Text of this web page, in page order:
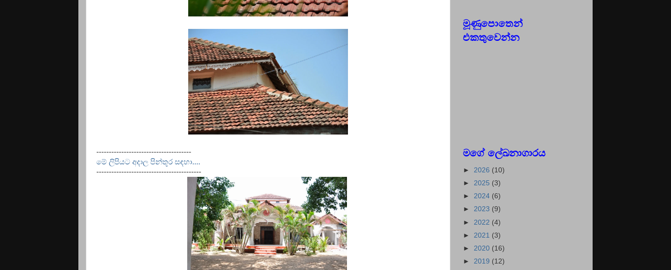
--------------------------------------
මේ ලිපියට අදාල පින්තූර සඳහා....
------------------------------------------
මූණුපොතෙන්
එකතුවෙන්න
මගේ ලේඛනාගාරය
► 2026 (10)
► 2025 (3)
► 2024 (6)
► 2023 (9)
► 2022 (4)
► 2021 (3)
► 2020 (16)
► 2019 (12)